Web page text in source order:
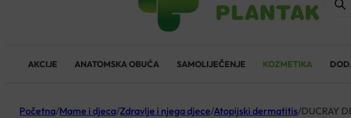
search
AKCIJE ANATOMSKA OBUĆA SAMOLIJEČENJE KOZMETIKA
Početna/Mame i djeca/Zdravlje i njega djece/Atopijski dermatitis/DUCRAY